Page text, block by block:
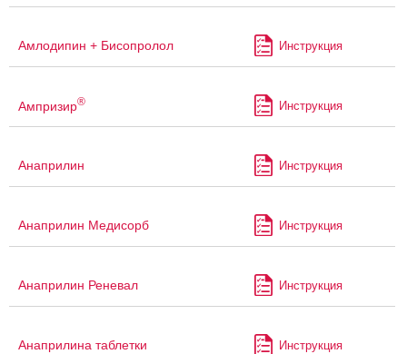
Амлодипин + Бисопролол Инструкция
Ампризир® Инструкция
Анаприлин Инструкция
Анаприлин Медисорб Инструкция
Анаприлин Реневал Инструкция
Анаприлина таблетки Инструкция